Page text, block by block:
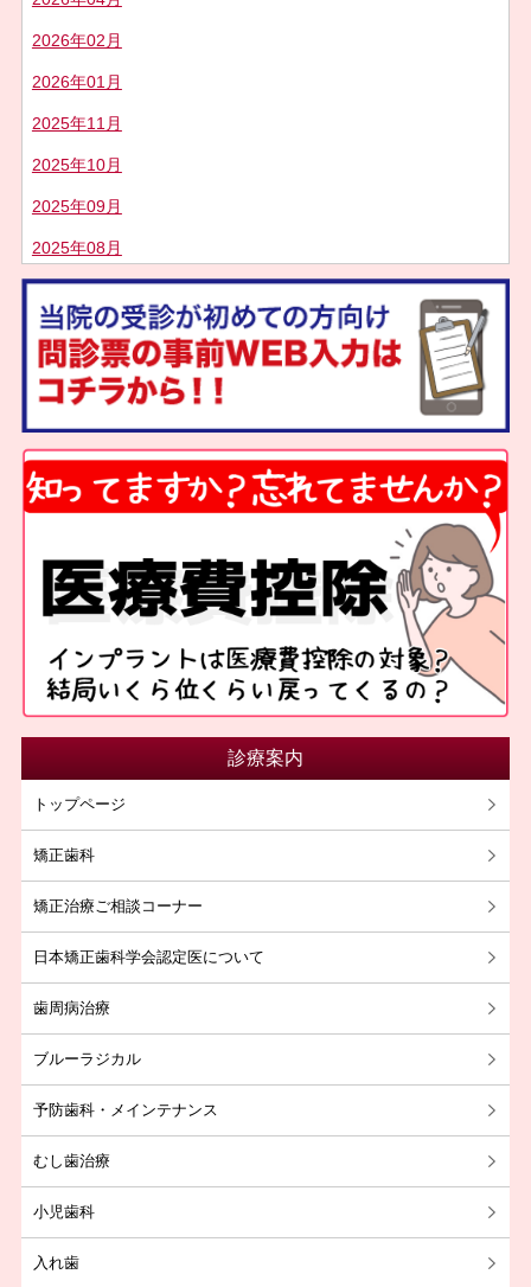
2026年02月
2026年01月
2025年11月
2025年10月
2025年09月
2025年08月
2025年07月
2025年05月
2025年04月
2025年02月
2025年01月
2024年10月
2024年09月
2024年08月
2024年07月
2024年05月
2024年04月
2024年03月
2022年10月
2022年08月
2021年12月
2021年10月
2021年09月
2021年08月
2021年07月
診療案内
トップページ
矯正歯科
矯正治療ご相談コーナー
日本矯正歯科学会認定医について
歯周病治療
ブルーラジカル
予防歯科・メインテナンス
むし歯治療
小児歯科
入れ歯